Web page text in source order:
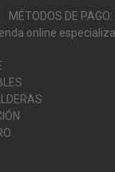
MÉTODOS DE
online